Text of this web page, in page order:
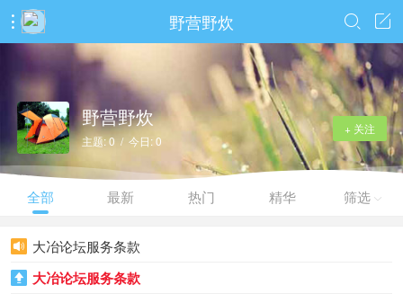
 野营野炊 

+ 关注
野营野炊
主题: 0 / 今日: 0
全部 最新 热门 精华 筛选 
 大冶论坛服务条款
 大冶论坛服务条款